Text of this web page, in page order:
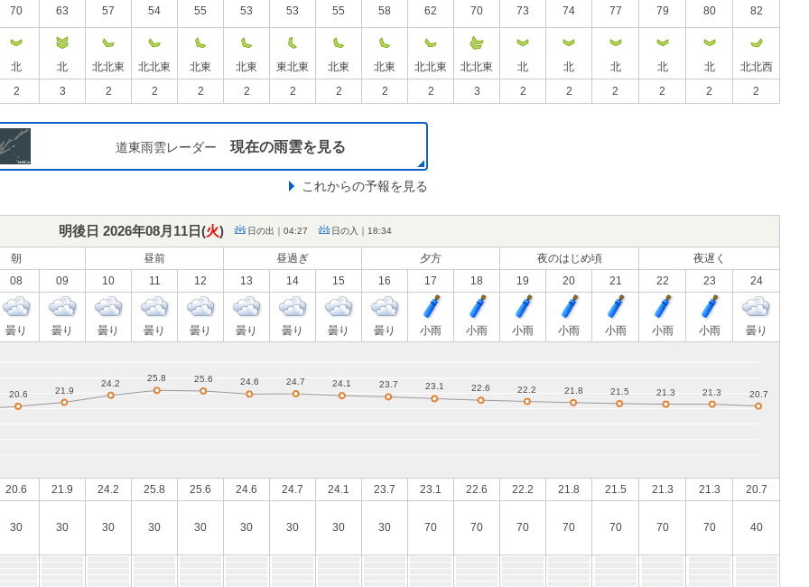
70 63 57 54 55 53 53 55 58 62 70 73 74 77 79 80 82
北 北 北北東 北北東 北東 北東 東北東 北東 北東 北北東 北北東 北 北 北 北 北
北北西
2 3 2 2 2 2 2 2 2 2 3 2 2 2 2 2 2
道東雨雲レーダー 現在の雨雲を見る
これからの予報を見る
明後日 2026年08月11日(火) 日の出｜04:27 日の入｜18:34
朝 昼前 昼過ぎ 夕方 夜のはじめ頃
夜遅く
08 09 10 11 12 13 14 15 16 17 18 19 20 21 22 23 24
曇り 曇り 曇り 曇り 曇り 曇り 曇り 曇り 曇り 小雨 小雨 小雨 小雨 小雨 小雨 小雨 曇り
20.6 21.9 24.2 25.8 25.6 24.6 24.7 24.1 23.7 23.1 22.6 22.2 21.8 21.5 21.3 21.3 20.7
30 30 30 30 30 30 30 30 30 70 70 70 70 70 70 70 40